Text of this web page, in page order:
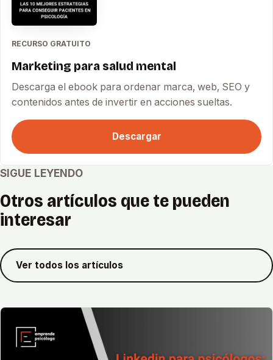
RECURSO GRATUITO
Marketing para salud mental
Descarga el ebook para ordenar marca, web, SEO y
contenidos antes de invertir en acciones sueltas.
Descargar
SIGUE LEYENDO
Otros artículos que te pueden
interesar
Ver todos los artículos